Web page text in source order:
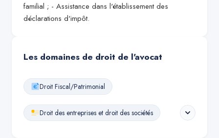
familial ; - Assistance dans l'établissement des
déclarations d'impôt.
Les domaines de droit de l'avocat
Droit Fiscal/Patrimonial
Droit des entreprises et droit des sociétés